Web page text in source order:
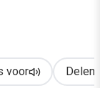
voor Delen